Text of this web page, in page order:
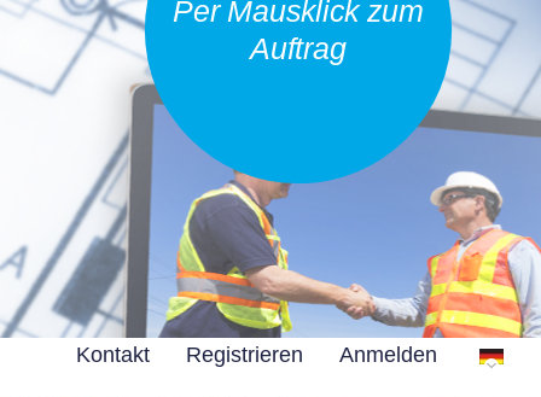
Per Mausklick zum
Auftrag
Kontakt Registrieren Anmelden